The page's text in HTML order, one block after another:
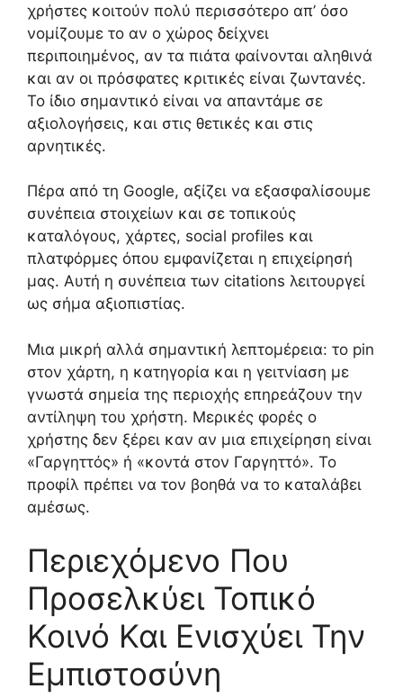
χρήστες κοιτούν πολύ περισσότερο απ’ όσο
νομίζουμε το αν ο χώρος δείχνει
περιποιημένος, αν τα πιάτα φαίνονται αληθινά
και αν οι πρόσφατες κριτικές είναι ζωντανές.
Το ίδιο σημαντικό είναι να απαντάμε σε
αξιολογήσεις, και στις θετικές και στις
αρνητικές.
Πέρα από τη Google, αξίζει να εξασφαλίσουμε
συνέπεια στοιχείων και σε τοπικούς
καταλόγους, χάρτες, social profiles και
πλατφόρμες όπου εμφανίζεται η επιχείρησή
μας. Αυτή η συνέπεια των citations λειτουργεί
ως σήμα αξιοπιστίας.
Μια μικρή αλλά σημαντική λεπτομέρεια: το pin
στον χάρτη, η κατηγορία και η γειτνίαση με
γνωστά σημεία της περιοχής επηρεάζουν την
αντίληψη του χρήστη. Μερικές φορές ο
χρήστης δεν ξέρει καν αν μια επιχείρηση είναι
«Γαργηττός» ή «κοντά στον Γαργηττό». Το
προφίλ πρέπει να τον βοηθά να το καταλάβει
αμέσως.
Περιεχόμενο Που
Προσελκύει Τοπικό
Κοινό Και Ενισχύει Την
Εμπιστοσύνη